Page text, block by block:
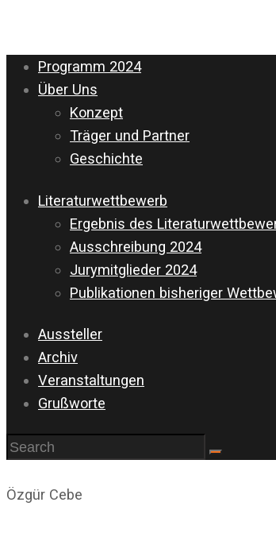
Programm 2024
Über Uns
Konzept
Träger und Partner
Geschichte
Literaturwettbewerb
Ergebnis des
Ausschreibung 2024
Jurymitglieder 2024
Publikationen bisheriger
Aussteller
Archiv
Veranstaltungen
Grußworte
Özgür Cebe